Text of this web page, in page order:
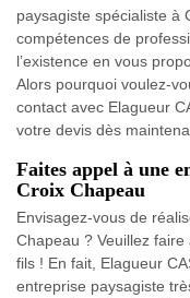
paysagiste spécialiste à
compétences de
l’existence en vous
Alors pourquoi voulez-
contact avec Elagueur
votre devis dès
Faites appel à une
Croix Chapeau
Envisagez-vous de
Chapeau ? Veuillez
fils ! En fait, Elagueur
entreprise paysagiste